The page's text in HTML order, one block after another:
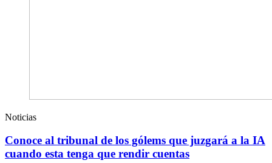
Noticias
Conoce al tribunal de los gólems que juzgará a la IA
cuando esta tenga que rendir cuentas